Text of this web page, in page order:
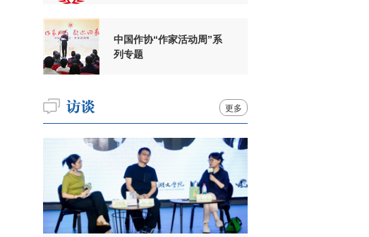
中国作协“作家活动周”系
列专题
更多